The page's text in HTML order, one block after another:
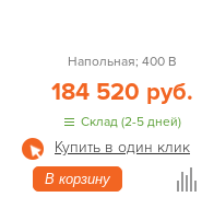
Напольная; 400 В
184 520 руб.
Склад (2-5 дней)
Купить в один клик
В корзину